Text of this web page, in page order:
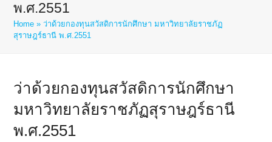
พ.ศ.2551
Home »ว่าด้วยกองทุนสวัสดิการนักศึกษา มหาวิทยาลัยราชภัฏ
สุราษฎร์ธานี พ.ศ.2551
ว่าด้วยกองทุนสวัสดิการนักศึกษา
มหาวิทยาลัยราชภัฏสุราษฎร์ธานี
พ.ศ.2551